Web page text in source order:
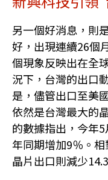
另一個好消息，則
好，出現連續26個
個現象反映出在全
況下，台灣的出口
是，儘管出口至美
依然是台灣最大的
的數據指出，今年
年同期增加9％。
晶片出口則減少